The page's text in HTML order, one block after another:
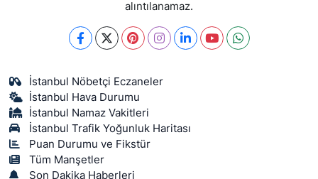
alıntılanamaz.
İstanbul Nöbetçi Eczaneler
İstanbul Hava Durumu
İstanbul Namaz Vakitleri
İstanbul Trafik Yoğunluk Haritası
Puan Durumu ve Fikstür
Tüm Manşetler
Son Dakika Haberleri